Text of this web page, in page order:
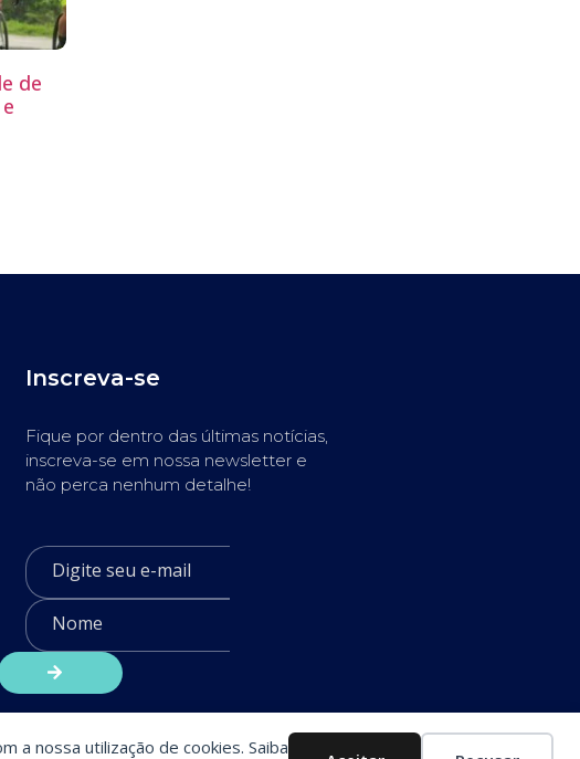
a nossa utilização de cookies. Saiba
de
Inscreva-se
Fique por dentro das últimas notícias,
inscreva-se em nossa newsletter e
não perca nenhum detalhe!